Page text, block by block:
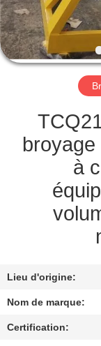
DE
QUALITÉ
NOUS
UNE
PLAN
DU
SITE
à
Lieu d'origine:
Nom de marque:
Certification: